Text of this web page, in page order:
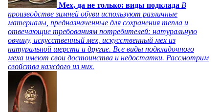
Мех, да не только: виды подклада В
производстве зимней обуви используют различные
материалы, предназначенные для сохранения тепла и
отвечающие требованиям потребителей: натуральную
овчину, искусственный мех, искусственный мех из
натуральной шерсти и другие. Все виды подкладочного
меха имеют свои достоинства и недостатки. Рассмотрим
свойства каждого из них.